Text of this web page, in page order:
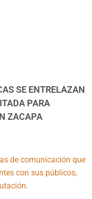
SE ENTRELAZAN
PARA
ZACAPA
de comunicación que
con sus públicos,